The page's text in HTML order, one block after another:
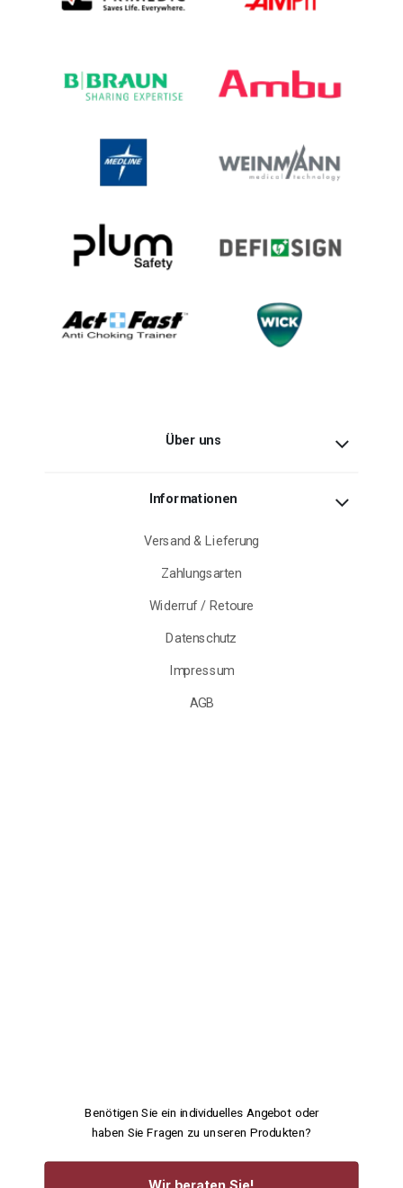
Über uns
Informationen
Versand & Lieferung
Zahlungsarten
Widerruf / Retoure
Datenschutz
Impressum
AGB
Benötigen Sie ein individuelles Angebot oder
haben Sie Fragen zu unseren Produkten?
Wir beraten Sie!